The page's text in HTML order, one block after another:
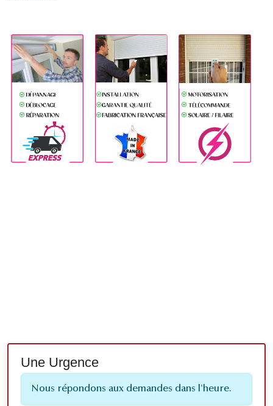
Une Urgence
Nous répondons aux demandes dans l'heure.